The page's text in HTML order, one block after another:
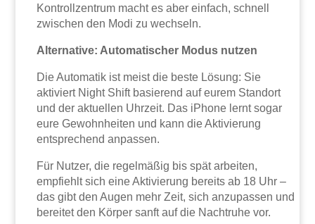
Kontrollzentrum macht es aber einfach, schnell
zwischen den Modi zu wechseln.
Alternative: Automatischer Modus nutzen
Die Automatik ist meist die beste Lösung: Sie
aktiviert Night Shift basierend auf eurem Standort
und der aktuellen Uhrzeit. Das iPhone lernt sogar
eure Gewohnheiten und kann die Aktivierung
entsprechend anpassen.
Für Nutzer, die regelmäßig bis spät arbeiten,
empfiehlt sich eine Aktivierung bereits ab 18 Uhr –
das gibt den Augen mehr Zeit, sich anzupassen und
bereitet den Körper sanft auf die Nachtruhe vor.